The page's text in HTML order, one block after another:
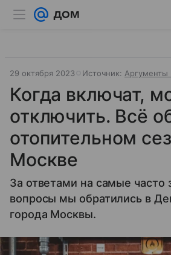
29 октября 2023 Источник: Аргументы
Когда включат,
отключить. Всё
отопительном
Москве
За ответами на самые часто
вопросы мы обратились в
города Москвы.